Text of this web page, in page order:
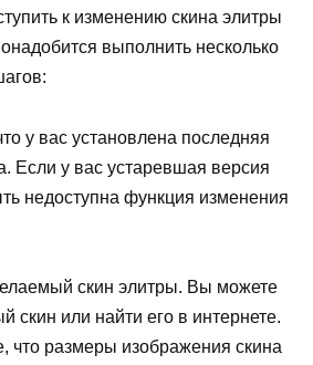
к изменению скина элитры
выполнить несколько
у вас установлена последняя
Если у вас устаревшая версия
недоступна функция изменения
скин элитры. Вы можете
скин или найти его в интернете.
что размеры изображения скина